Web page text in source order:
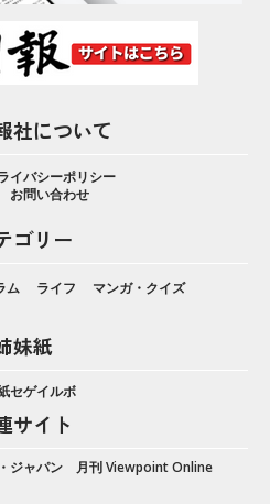
社について
イバシーポリシー
お問い合わせ
ゴリー
ム ライフ マンガ・クイズ
妹紙
セゲイルボ
サイト
ジャパン 月刊 Viewpoint Online